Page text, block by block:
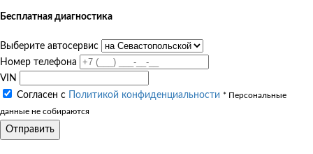
Бесплатная диагностика
Выберите автосервис
Номер телефона
VIN
Согласен с
Политикой конфиденциальности * Персональные
данные не собираются
Отправить